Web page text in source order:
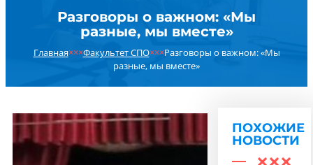
СТУДЕНТУ
ДОПОБРАЗОВАНИЕ
ОБ УНИВЕРСИТЕТЕ
НОВОСТИ
РЕЗУЛЬТАТ ПОИСКА:
Разговоры о важном: «Мы
разные, мы вместе»
Главная×××Факультет СПО×××Разговоры о важном: «Мы
разные, мы вместе»
ПОХОЖИЕ
НОВОСТИ